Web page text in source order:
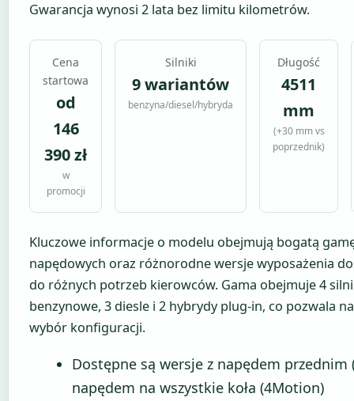
Gwarancja wynosi 2 lata bez limitu kilometrów.
Cena
startowa
od
146
390 zł
w
promocji
Silniki
9 wariantów
benzyna/diesel/hybryda
Długość
4511
mm
(+30 mm vs
poprzednik)
Kluczowe informacje o modelu obejmują bogatą
napędowych oraz różnorodne wersje wyposażenia
do różnych potrzeb kierowców. Gama obejmuje 4
benzynowe, 3 diesle i 2 hybrydy plug-in, co pozwala
wybór konfiguracji.
Dostępne są wersje z napędem przednim
napędem na wszystkie koła (4Motion)